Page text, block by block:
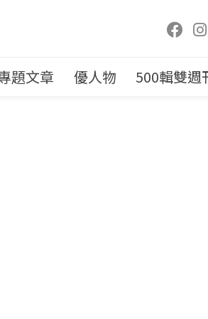
題文章 優人物 500輯雙週